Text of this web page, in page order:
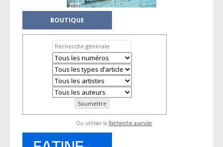
BOUTIQUE
Ou utiliser la Recherche avancée